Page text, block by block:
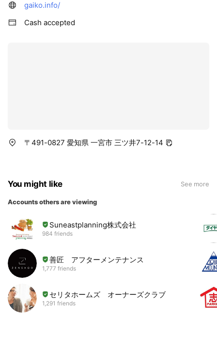
gaiko.info/
Cash accepted
〒491-0827 愛知県 一宮市 三ツ井7-12-14
You might like See more
Accounts others are viewing
Suneastplanning株式会社
984 friends
善匠 アフターメンテナンス
1,777 friends
セリタホームズ オーナーズクラブ
1,291 friends